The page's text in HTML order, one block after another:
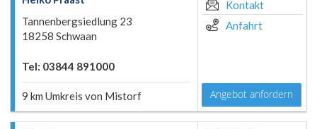
Tannenbergsiedlung 23
18258 Schwaan
Tel: 03844 891000
9 km Umkreis von Mistorf
Kontakt
Anfahrt
Angebot anfordern